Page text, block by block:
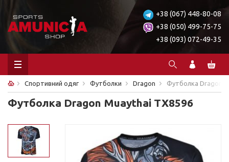
+38 (067) 448-80-08
+38 (050) 499-75-75
+38 (093) 072-49-35
Спортивний одяг Футболки Dragon Футболка Dragon
Футболка Dragon Muaythai TX8596